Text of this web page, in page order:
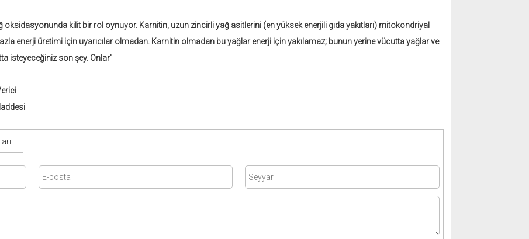
kilit bir rol oynuyor. Karnitin, uzun zincirli yağ asitlerini (en yüksek enerjili gıda yakıtları) mitokondriyal
enerji üretimi için uyarıcılar olmadan. Karnitin olmadan bu yağlar enerji için yakılamaz; bunun yerine vücutta yağlar ve
isteyeceğiniz son şey. Onlar'